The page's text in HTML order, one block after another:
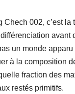
Chech 002, c’est
avant
un monde
à la composition
fraction des
restés primitifs.